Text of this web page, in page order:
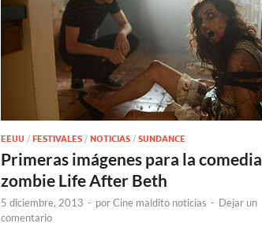
EEUU / FESTIVALES / NOTICIAS / SUNDANCE
Primeras imágenes para la comedia
zombie Life After Beth
5 diciembre, 2013 - porCine maldito noticias - Dejar un
comentario